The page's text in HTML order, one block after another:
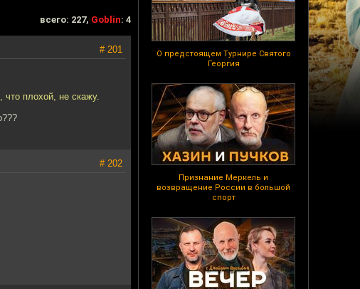
О предстоящем Турнире Святого
Георгия
Признание Меркель и
возвращение России в большой
спорт
всего: 227, Goblin: 4
# 201
плохой, не скажу.
# 202